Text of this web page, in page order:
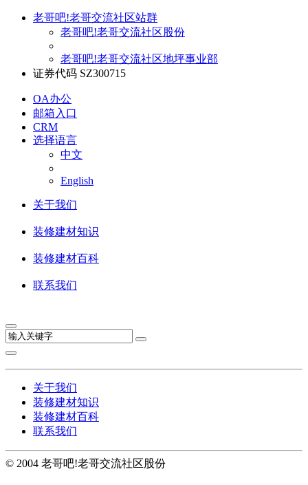
老哥吧!老哥交流社区站群
老哥吧!老哥交流社区股份
老哥吧!老哥交流社区地坪事业部
证券代码 SZ300715
OA办公
邮箱入口
CRM
选择语言
中文
English
关于我们
装修建材知识
装修建材百科
联系我们
关于我们
装修建材知识
装修建材百科
联系我们
© 2004 老哥吧!老哥交流社区股份